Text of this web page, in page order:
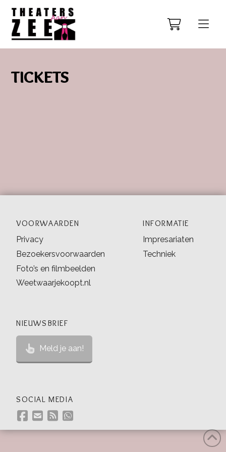
TICKETS
VOORWAARDEN
Privacy
Bezoekersvoorwaarden
Foto’s en filmbeelden
Weetwaarjekoopt.nl
INFORMATIE
Impresariaten
Techniek
NIEUWSBRIEF
Meld je aan!
SOCIAL MEDIA